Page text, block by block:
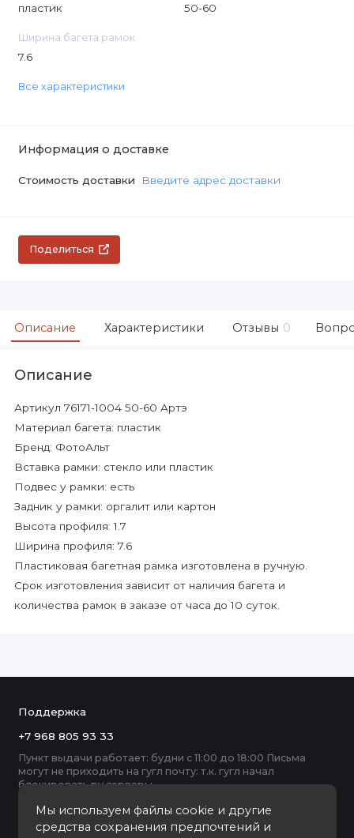
пластик 50-60
Ширина багета рамок
7.6
Все характеристики
Информация о доставке
Стоимость доставки Введите адрес доставки
Поделиться
Описание Характеристики Отзывы 0
Описание
Артикул 76171-1004 50-60 Артэ
Материал багета: пластик
Бренд: ФотоАльт
Вставка рамки: стекло или пластик
Подвес у рамки: есть
Задник у рамки: оргалит или картон
Высота профиля: 1.7
Ширина профиля: 7.6
Пластиковая багетная рамка изготовлена в ручную.
Срок изготовления зависит от наличия багета и
количества рамок в заказе от часа до 10 суток.
Мы используем файлы cookie и другие
средства сохранения предпочтений и
Поддержка
+7 968 805 93 33
Пункт выдачи работает: будни с 11:00 до 18:00 Письма
могут не приходить на гугл почту: т.к. гугл начал
блокировать ру серверы